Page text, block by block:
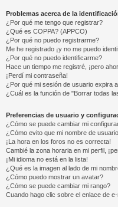
Problemas acerca de la
¿Por qué me tengo que registrar?
¿Qué es COPPA? (APPCO)
¿Por qué no puedo registrarme?
Me he registrado ¡y no me puedo
¿Por qué no puedo identificarme?
Hace un tiempo me registré, ¡pero
¡Perdí mi contraseña!
¿Por qué mi sesión de usuario expira
¿Cuál es la función de "Borrar todas
Preferencias de usuario y
¿Cómo se puede cambiar mi
¿Cómo evito que mi nombre de
¡La hora en los foros no es correcta!
Cambié la zona horaria en mi perfil,
¡Mi idioma no está en la lista!
¿Qué es la imagen al lado de mi
¿Cómo puedo mostrar un avatar?
¿Cómo se puede cambiar mi rango?
Cuando hago clic sobre el enlace de